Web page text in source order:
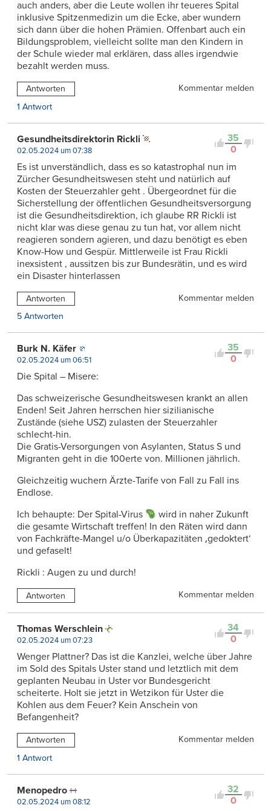
auch anders, aber die Leute wollen ihr teueres Spital
inklusive Spitzenmedizin um die Ecke, aber wundern
sich dann über die hohen Prämien. Offenbart auch ein
Bildungsproblem, vielleicht sollte man den Kindern in
der Schule wieder mal erklären, dass alles irgendwie
bezahlt werden muss.
Antworten
Kommentar melden
1 Antwort
35
0
Gesundheitsdirektorin Rickli
02.05.2024 um 07:38
Es ist unverständlich, dass es so katastrophal nun im
Zürcher Gesundheitswesen steht und natürlich auf
Kosten der Steuerzahler geht . Übergeordnet für die
Sicherstellung der öffentlichen Gesundheitsversorgung
ist die Gesundheitsdirektion, ich glaube RR Rickli ist
nicht klar was diese genau zu tun hat, vor allem nicht
reagieren sondern agieren, und dazu benötigt es eben
Know-How und Gespür. Mittlerweile ist Frau Rickli
inexsistent , aussitzen bis zur Bundesrätin, und es wird
ein Disaster hinterlassen
Antworten
Kommentar melden
5 Antworten
35
0
Burk N. Käfer
02.05.2024 um 06:51
Die Spital – Misere:
Das schweizerische Gesundheitswesen krankt an allen
Enden! Seit Jahren herrschen hier sizilianische
Zustände (siehe USZ) zulasten der Steuerzahler
schlecht-hin.
Die Gratis-Versorgungen von Asylanten, Status S und
Migranten geht in die 100erte von. Millionen jährlich.
Gleichzeitig wuchern Ärzte-Tarife von Fall zu Fall ins
Endlose.
Ich behaupte: Der Spital-Virus
wird in naher Zukunft
die gesamte Wirtschaft treffen! In den Räten wird dann
von Fachkräfte-Mangel u/o Überkapazitäten ‚gedoktert‘
und gefaselt!
Rickli : Augen zu und durch!
Antworten Kommentar melden
34
0
Thomas Werschlein
02.05.2024 um 07:23
Wenger Plattner? Das ist die Kanzlei, welche über Jahre
im Sold des Spitals Uster stand und letztlich mit dem
geplanten Neubau in Uster vor Bundesgericht
scheiterte. Holt sie jetzt in Wetzikon für Uster die
Kohlen aus dem Feuer? Kein Anschein von
Befangenheit?
Antworten
Kommentar melden
1 Antwort
32
0
Menopedro
02.05.2024 um 08:12